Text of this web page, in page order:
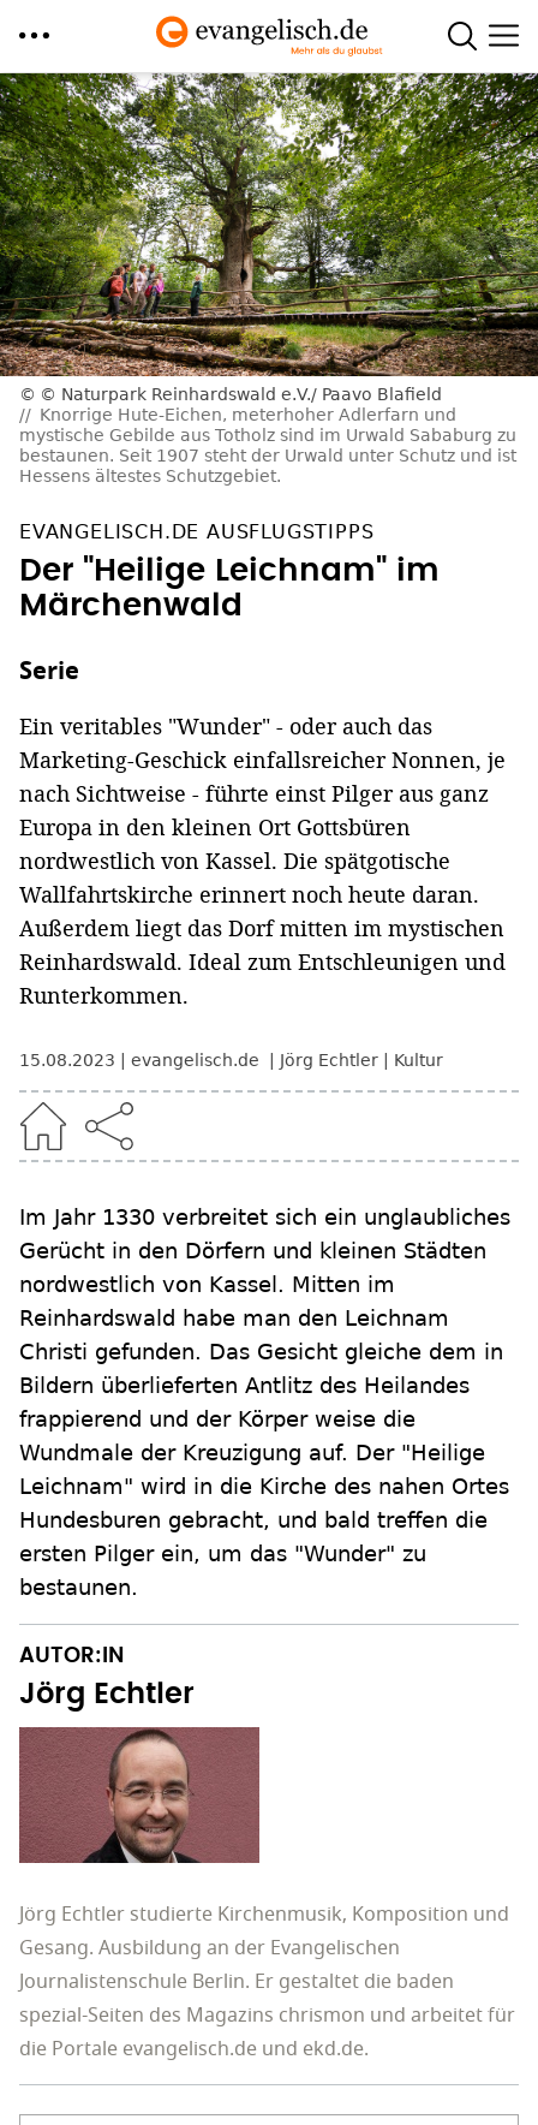
Direkt
zum
Inhalt
© Naturpark Reinhardswald e.V./ Paavo Blafield
Knorrige Hute-Eichen, meterhoher Adlerfarn und
mystische Gebilde aus Totholz sind im Urwald Sababurg zu
bestaunen. Seit 1907 steht der Urwald unter Schutz und ist
Hessens ältestes Schutzgebiet.
EVANGELISCH.DE AUSFLUGSTIPPS
Der "Heilige Leichnam" im
Märchenwald
Serie
Ein veritables "Wunder" - oder auch das
Marketing-Geschick einfallsreicher Nonnen, je
nach Sichtweise - führte einst Pilger aus ganz
Europa in den kleinen Ort Gottsbüren
nordwestlich von Kassel. Die spätgotische
Wallfahrtskirche erinnert noch heute daran.
Außerdem liegt das Dorf mitten im mystischen
Reinhardswald. Ideal zum Entschleunigen und
Runterkommen.
15.08.2023 evangelisch.de Jörg Echtler Kultur
Im Jahr 1330 verbreitet sich ein unglaubliches
Gerücht in den Dörfern und kleinen Städten
nordwestlich von Kassel. Mitten im
Reinhardswald habe man den Leichnam
Christi gefunden. Das Gesicht gleiche dem in
Bildern überlieferten Antlitz des Heilandes
frappierend und der Körper weise die
Wundmale der Kreuzigung auf. Der "Heilige
Leichnam" wird in die Kirche des nahen Ortes
Hundesburen gebracht, und bald treffen die
ersten Pilger ein, um das "Wunder" zu
bestaunen.
AUTOR:IN
Jörg Echtler
Jörg Echtler studierte Kirchenmusik, Komposition und
Gesang. Ausbildung an der Evangelischen
Journalistenschule Berlin. Er gestaltet die baden
spezial-Seiten des Magazins chrismon und arbeitet für
die Portale evangelisch.de und ekd.de.